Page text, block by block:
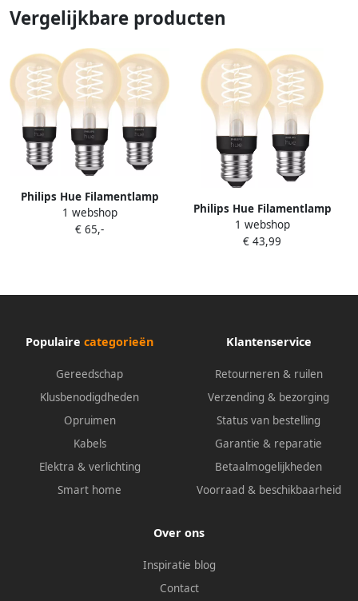
Vergelijkbare producten
Philips Hue Filamentlamp
White Standaard E27 2023 3-
pack
1 webshop
€ 65,-
Philips Hue Filamentlamp
White Standaard E27 2023 2-
pack
1 webshop
€ 43,99
Populaire categorieën
Gereedschap
Klusbenodigdheden
Opruimen
Kabels
Elektra & verlichting
Smart home
Klantenservice
Retourneren & ruilen
Verzending & bezorging
Status van bestelling
Garantie & reparatie
Betaalmogelijkheden
Voorraad & beschikbaarheid
Over ons
Inspiratie blog
Contact